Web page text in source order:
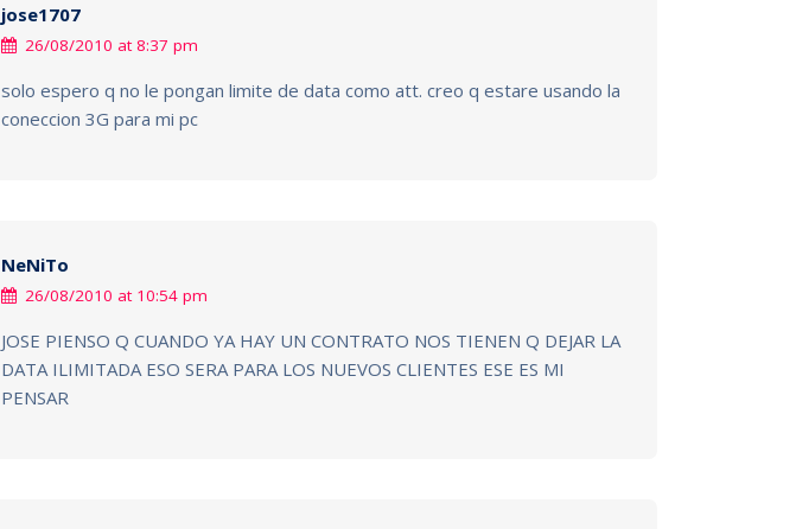
jose1707
26/08/2010 at 8:37 pm
solo espero q no le pongan limite de data como att. creo q estare usando la
coneccion 3G para mi pc
NeNiTo
26/08/2010 at 10:54 pm
JOSE PIENSO Q CUANDO YA HAY UN CONTRATO NOS TIENEN Q DEJAR LA
DATA ILIMITADA ESO SERA PARA LOS NUEVOS CLIENTES ESE ES MI
PENSAR